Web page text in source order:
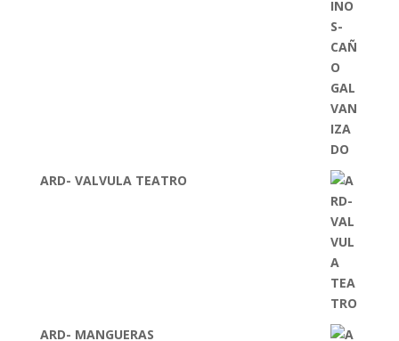
ARD- VALVULA TEATRO
ARD- MANGUERAS